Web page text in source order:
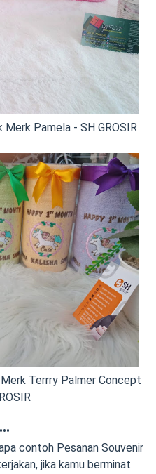
Merk Pamela - SH GROSIR
Terrry Palmer Concept
contoh Pesanan Souvenir
jika kamu berminat